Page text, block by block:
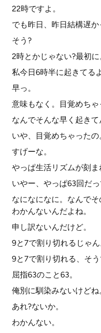
22時ですよ。
でも昨日、昨日結構遅か
そう?
2時とかじゃない?最初に
私今日6時半に起きてるよ
早っ。
意味もなく。目覚めちゃ
なんでそんな早く起きて
いや、目覚めちゃったの
すげーな。
やっぱ生活リズムが刻ま
いやー、やっぱ63回だっ
なになになに。なんで
わかんないんだよね。
申し訳ないんだけど。
9と7で割り切れるじゃん
9と7で割り切れる、そう
屈指63のこと63。
俺別に馴染みないけどね
あれ?ないか。
わかんない。